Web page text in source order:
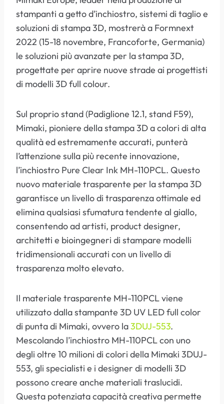
stampanti a getto d’inchiostro, sistemi di taglio e
soluzioni di stampa 3D, mostrerà a Formnext
2022 (15-18 novembre, Francoforte, Germania)
le soluzioni più avanzate per la stampa 3D,
progettate per aprire nuove strade ai progettisti
di modelli 3D full colour.
Sul proprio stand (Padiglione 12.1, stand F59),
Mimaki, pioniere della stampa 3D a colori di alta
qualità ed estremamente accurati, punterà
l’attenzione sulla più recente innovazione,
l’inchiostro Pure Clear Ink MH-110PCL. Questo
nuovo materiale trasparente per la stampa 3D
garantisce un livello di trasparenza ottimale ed
elimina qualsiasi sfumatura tendente al giallo,
consentendo ad artisti, product designer,
architetti e bioingegneri di stampare modelli
tridimensionali accurati con un livello di
trasparenza molto elevato.
Il materiale trasparente MH-110PCL viene
utilizzato dalla stampante 3D UV LED full color
di punta di Mimaki, ovvero la3DUJ-553.
Mescolando l’inchiostro MH-110PCL con uno
degli oltre 10 milioni di colori della Mimaki 3DUJ-
553, gli specialisti e i designer di modelli 3D
possono creare anche materiali traslucidi.
Questa potenziata capacità creativa permette